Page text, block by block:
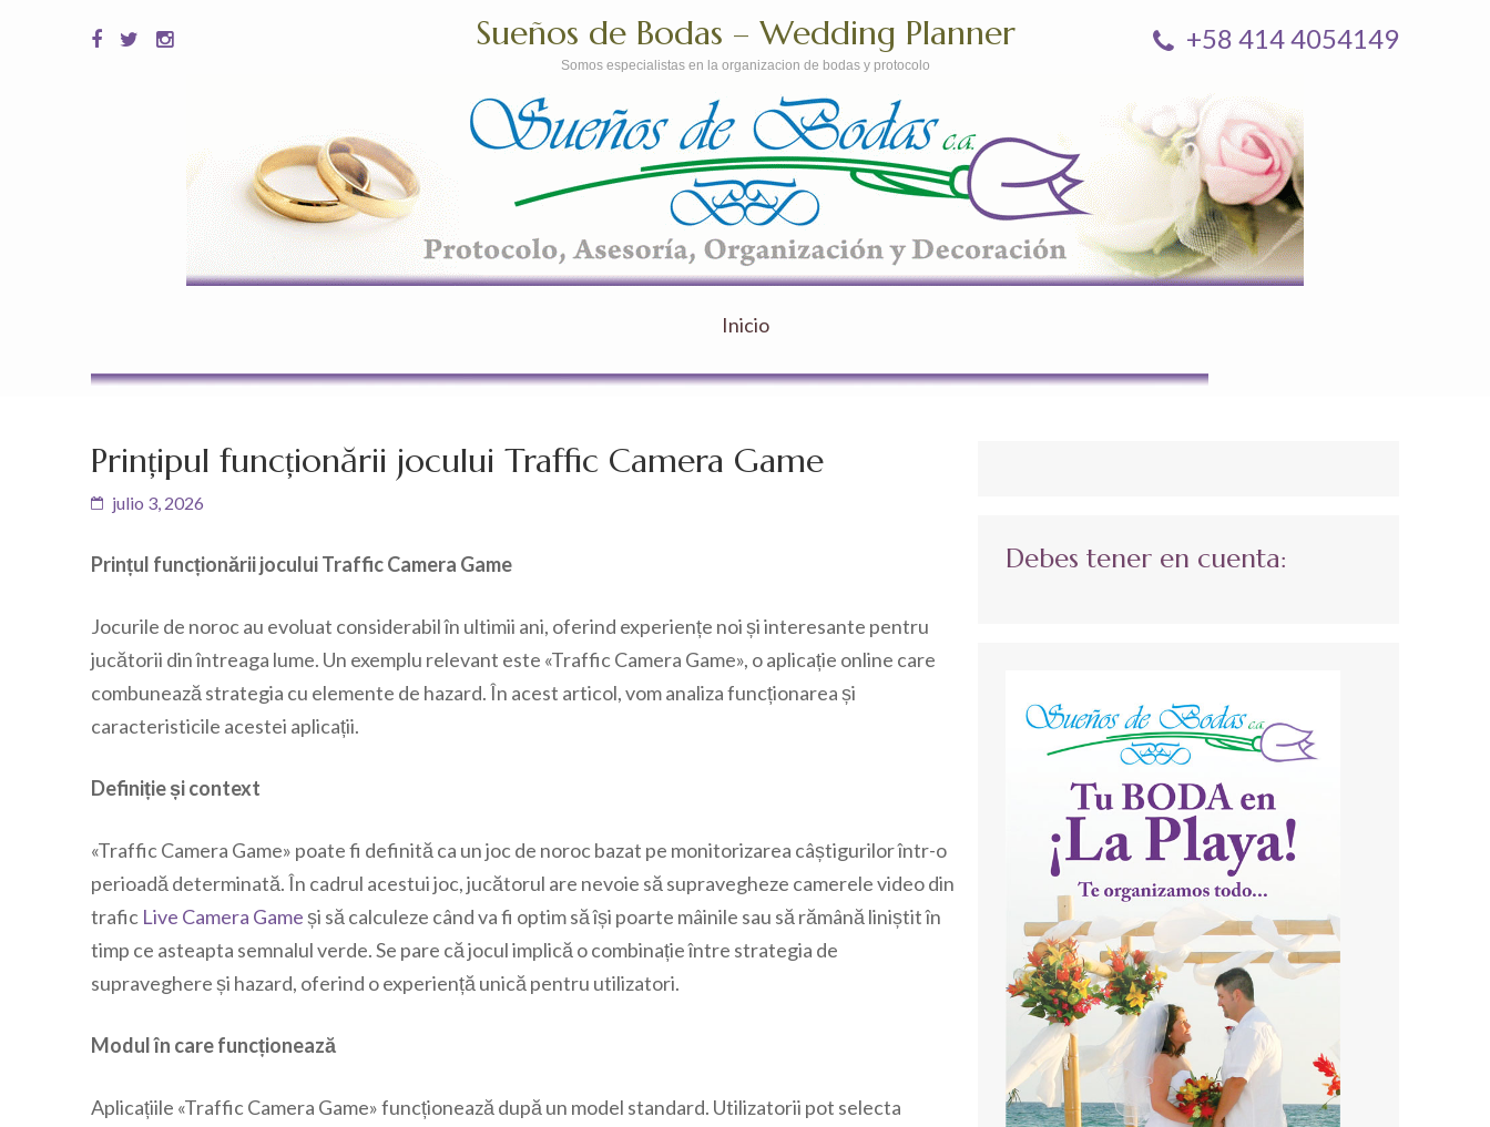
+58 414 4054149
Sueños de Bodas – Wedding Planner
Somos especialistas en la organizacion de bodas y protocolo
Inicio
Prințipul funcționării jocului Traffic Camera Game
julio 3, 2026
Prințul funcționării jocului Traffic Camera Game
Jocurile de noroc au evoluat considerabil în ultimii ani, oferind experiențe noi și interesante pentru
jucătorii din întreaga lume. Un exemplu relevant este «Traffic Camera Game», o aplicație online care
combunează strategia cu elemente de hazard. În acest articol, vom analiza funcționarea și
caracteristicile acestei aplicații.
Definiție și context
«Traffic Camera Game» poate fi definită ca un joc de noroc bazat pe monitorizarea câștigurilor într-o
perioadă determinată. În cadrul acestui joc, jucătorul are nevoie să supravegheze camerele video din
trafic Live Camera Gameși să calculeze când va fi optim să își poarte mâinile sau să rămână liniștit în
timp ce asteapta semnalul verde. Se pare că jocul implică o combinație între strategia de
supraveghere și hazard, oferind o experiență unică pentru utilizatori.
Modul în care funcționează
Aplicațiile «Traffic Camera Game» funcționează după un model standard. Utilizatorii pot selecta
Debes tener en cuenta: